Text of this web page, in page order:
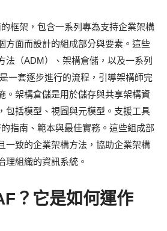
框架，包含一系列專為支持企業架構
方面而設計的組成部分與要素。這些
法（ADM）、架構倉儲，以及一系列
一套逐步進行的流程，引導架構師完
。架構倉儲是用於儲存與共享架構資
包括模型、視圖與元模型。支援工具
指南、範本與最佳實務。這些組成部
一致的企業架構方法，協助企業架構
理組織的資訊系統。
？它是如何運作